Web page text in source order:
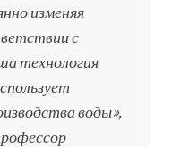
изменяя
с
технология
воды»,